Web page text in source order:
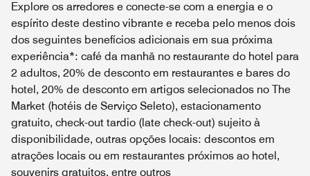
Explore os arredores e conecte-se com a energia e o
espírito deste destino vibrante e receba pelo menos dois
dos seguintes benefícios adicionais em sua próxima
experiência*: café da manhã no restaurante do hotel para
2 adultos, 20% de desconto em restaurantes e bares do
hotel, 20% de desconto em artigos selecionados no The
Market (hotéis de Serviço Seleto), estacionamento
gratuito, check-out tardio (late check-out) sujeito à
disponibilidade, outras opções locais: descontos em
atrações locais ou em restaurantes próximos ao hotel,
souvenirs gratuitos, entre outros